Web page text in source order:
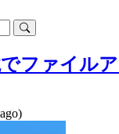
ファイル